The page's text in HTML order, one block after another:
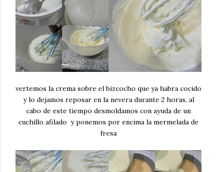
vertemos la crema sobre el bizcocho que ya habra cocido
y lo dejamos reposar en la nevera durante 2 horas, al
cabo de este tiempo desmoldamos con ayuda de un
cuchillo afilado y ponemos por encima la mermelada de
fresa